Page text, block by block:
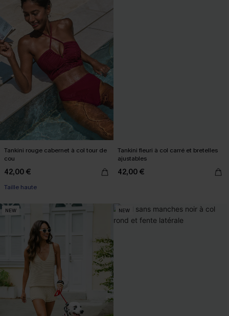
Tankini rouge cabernet à col tour de
cou
42,00 €
Taille haute
Tankini fleuri à col carré et bretelles
ajustables
42,00 €
NEW NEW